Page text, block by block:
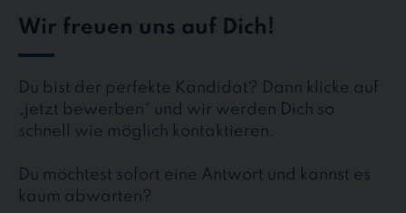
Wir freuen uns auf Dich!
Du bist der perfekte Kandidat? Dann klicke auf
„jetzt bewerben“ und wir werden Dich so
schnell wie möglich kontaktieren.
Du möchtest sofort eine Antwort und kannst es
kaum abwarten?